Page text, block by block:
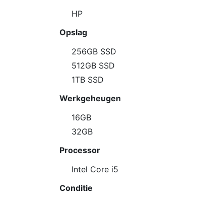
HP
Opslag
256GB SSD
512GB SSD
1TB SSD
Werkgeheugen
16GB
32GB
Processor
Intel Core i5
Conditie